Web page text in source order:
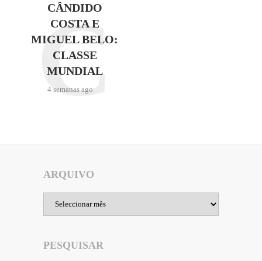
CÂNDIDO
COSTA E
MIGUEL BELO:
CLASSE
MUNDIAL
4 semanas ago
C
ARQUIVO
PESQUISAR